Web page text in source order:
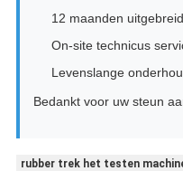
12 maanden
On-site technicus
Levenslange
Bedankt voor uw steun
rubber trek het testen